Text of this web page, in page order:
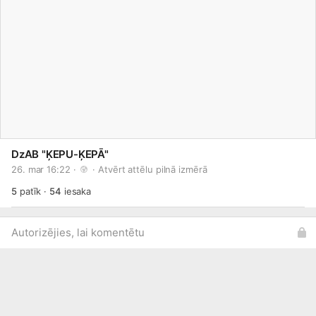
DzAB "ĶEPU-ĶEPĀ"
26. mar 16:22 · · Atvērt attēlu pilnā izmērā
5patīk · 54 iesaka
Autorizējies, lai komentētu